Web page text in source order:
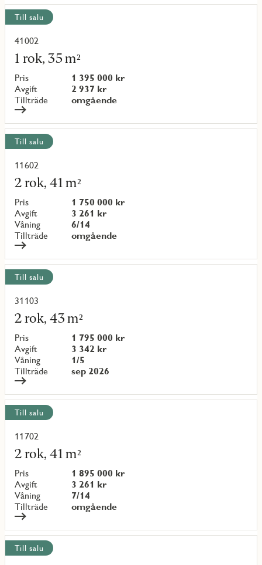
Visa
alla
objekt
Till salu
41002
1 rok, 35 m²
Pris
1 395 000 kr
Avgift
2 937 kr
Tillträde
omgående
Läs
mer
om
objekt
{objectNumber}
Till salu
11602
2 rok, 41 m²
Pris
1 750 000 kr
Avgift
3 261 kr
Våning
6/14
Tillträde
omgående
Läs
mer
om
objekt
{objectNumber}
Till salu
31103
2 rok, 43 m²
Pris
1 795 000 kr
Avgift
3 342 kr
Våning
1/5
Tillträde
sep 2026
Läs
mer
om
objekt
{objectNumber}
Till salu
11702
2 rok, 41 m²
Pris
1 895 000 kr
Avgift
3 261 kr
Våning
7/14
Tillträde
omgående
Läs
mer
om
objekt
{objectNumber}
Till salu